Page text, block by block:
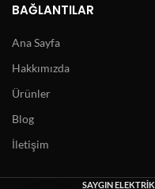
BAĞLANTILAR
Ana Sayfa
Hakkımızda
Ürünler
Blog
İletişim
SAYGIN ELEKTRİK